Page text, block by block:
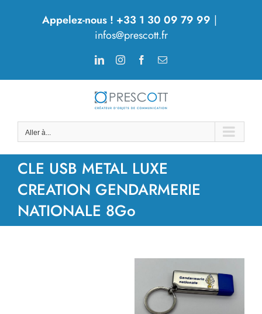
Appelez-nous ! +33 1 30 09 79 99 |
infos@prescott.fr
LinkedInInstagramFacebook
Email
Aller à...
CLE USB METAL LUXE
CREATION GENDARMERIE
NATIONALE 8Go